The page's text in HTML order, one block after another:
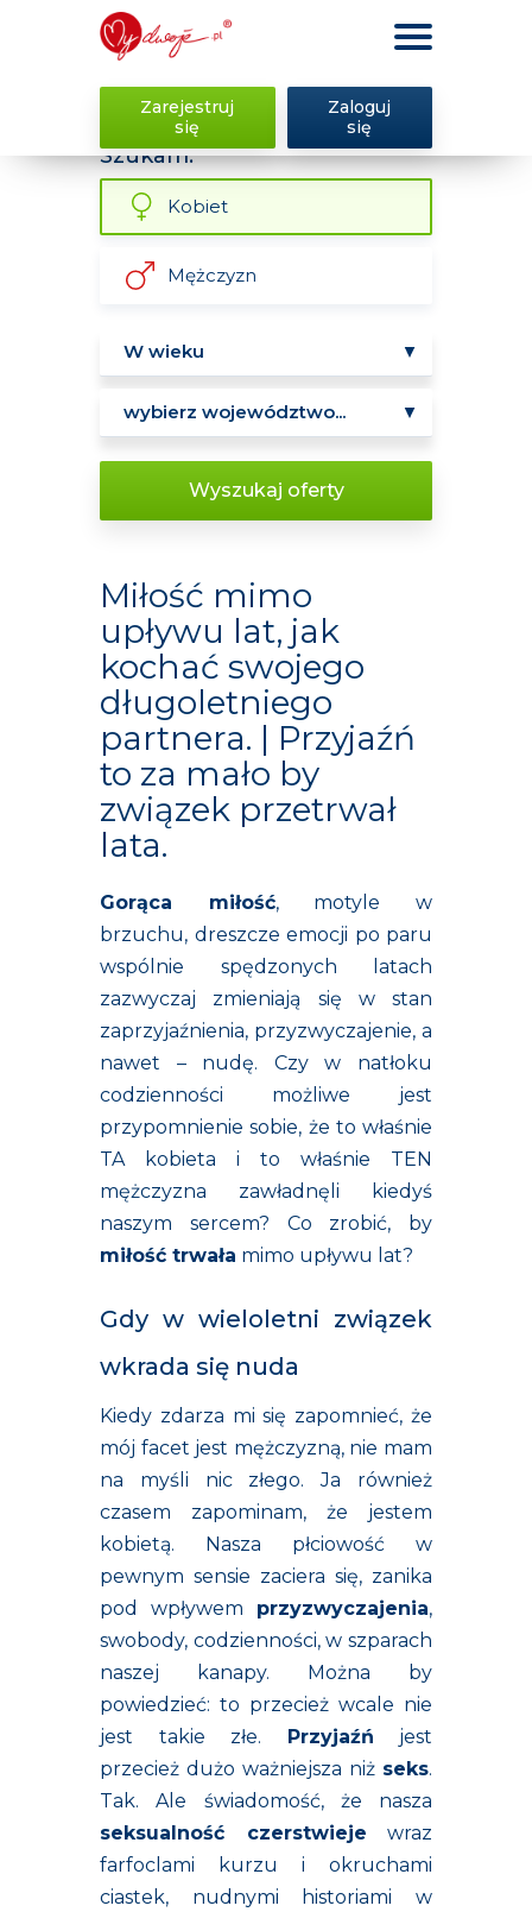
Zarejestruj
się
Zaloguj
się
Szukam:
Kobiet
Mężczyzn
Wyszukaj oferty
Miłość mimo
upływu lat, jak
kochać swojego
długoletniego
partnera. | Przyjaźń
to za mało by
związek przetrwał
lata.
Gorąca miłość, motyle w
brzuchu, dreszcze emocji po paru
wspólnie spędzonych latach
zazwyczaj zmieniają się w stan
zaprzyjaźnienia, przyzwyczajenie, a
nawet – nudę. Czy w natłoku
codzienności możliwe jest
przypomnienie sobie, że to właśnie
TA kobieta i to właśnie TEN
mężczyzna zawładnęli kiedyś
naszym sercem? Co zrobić, by
miłość trwała mimo upływu lat?
Gdy w wieloletni związek
wkrada się nuda
Kiedy zdarza mi się zapomnieć, że
mój facet jest mężczyzną, nie mam
na myśli nic złego. Ja również
czasem zapominam, że jestem
kobietą. Nasza płciowość w
pewnym sensie zaciera się, zanika
pod wpływem przyzwyczajenia,
swobody, codzienności, w szparach
naszej kanapy. Można by
powiedzieć: to przecież wcale nie
jest takie złe. Przyjaźń jest
przecież dużo ważniejsza niż seks.
Tak. Ale świadomość, że nasza
seksualność czerstwieje wraz
farfoclami kurzu i okruchami
ciastek, nudnymi historiami w